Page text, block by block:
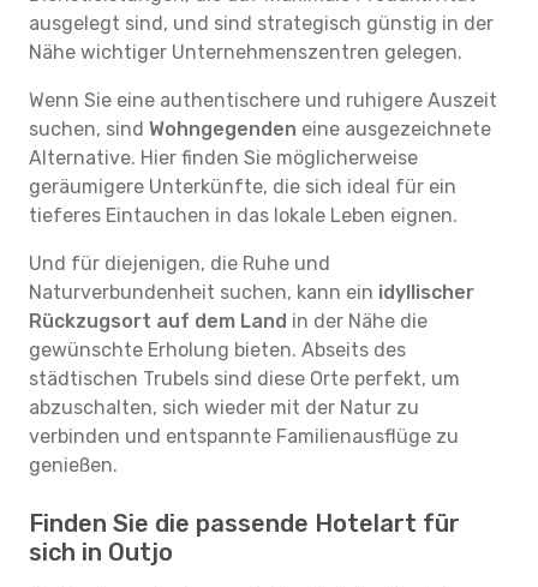
ausgelegt sind, und sind strategisch günstig in der
Nähe wichtiger Unternehmenszentren gelegen.
Wenn Sie eine authentischere und ruhigere Auszeit
suchen, sind Wohngegenden eine ausgezeichnete
Alternative. Hier finden Sie möglicherweise
geräumigere Unterkünfte, die sich ideal für ein
tieferes Eintauchen in das lokale Leben eignen.
Und für diejenigen, die Ruhe und
Naturverbundenheit suchen, kann ein idyllischer
Rückzugsort auf dem Land in der Nähe die
gewünschte Erholung bieten. Abseits des
städtischen Trubels sind diese Orte perfekt, um
abzuschalten, sich wieder mit der Natur zu
verbinden und entspannte Familienausflüge zu
genießen.
Finden Sie die passende Hotelart für
sich in Outjo